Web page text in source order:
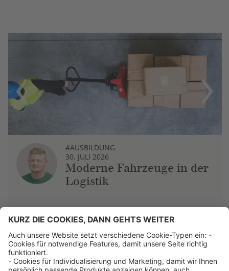
Previous
#AUSBILDUNG
30. JULI 2026
Moderne Fahrzeuge in der
Logistik
Next